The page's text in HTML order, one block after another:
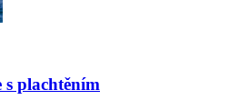
plachtěním